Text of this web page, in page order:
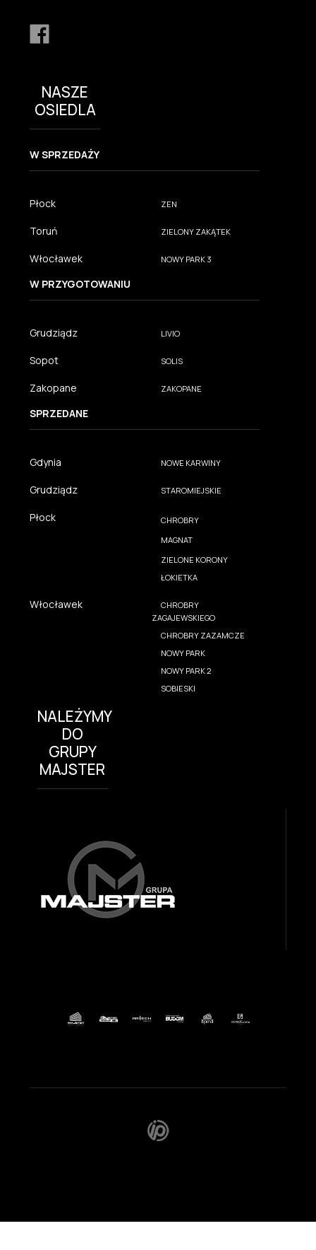
NASZE
OSIEDLA
W SPRZEDAŻY
Płock ZEN
Toruń ZIELONY ZAKĄTEK
Włocławek NOWY PARK 3
W PRZYGOTOWANIU
Grudziądz LIVIO
Sopot SOLIS
Zakopane ZAKOPANE
SPRZEDANE
Gdynia NOWE KARWINY
Grudziądz STAROMIEJSKIE
Płock
CHROBRY
MAGNAT
ZIELONE KORONY
ŁOKIETKA
Włocławek
CHROBRY
ZAGAJEWSKIEGO
CHROBRY ZAZAMCZE
NOWY PARK
NOWY PARK 2
SOBIESKI
NALEŻYMY
DO
GRUPY
MAJSTER